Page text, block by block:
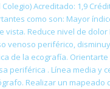
Colegio) Acreditado: 1,9
como son: Mayor
vista. Reduce nivel de
venoso periférico,
de la ecografía.
periférica . Línea media y
Realizar un mapeado